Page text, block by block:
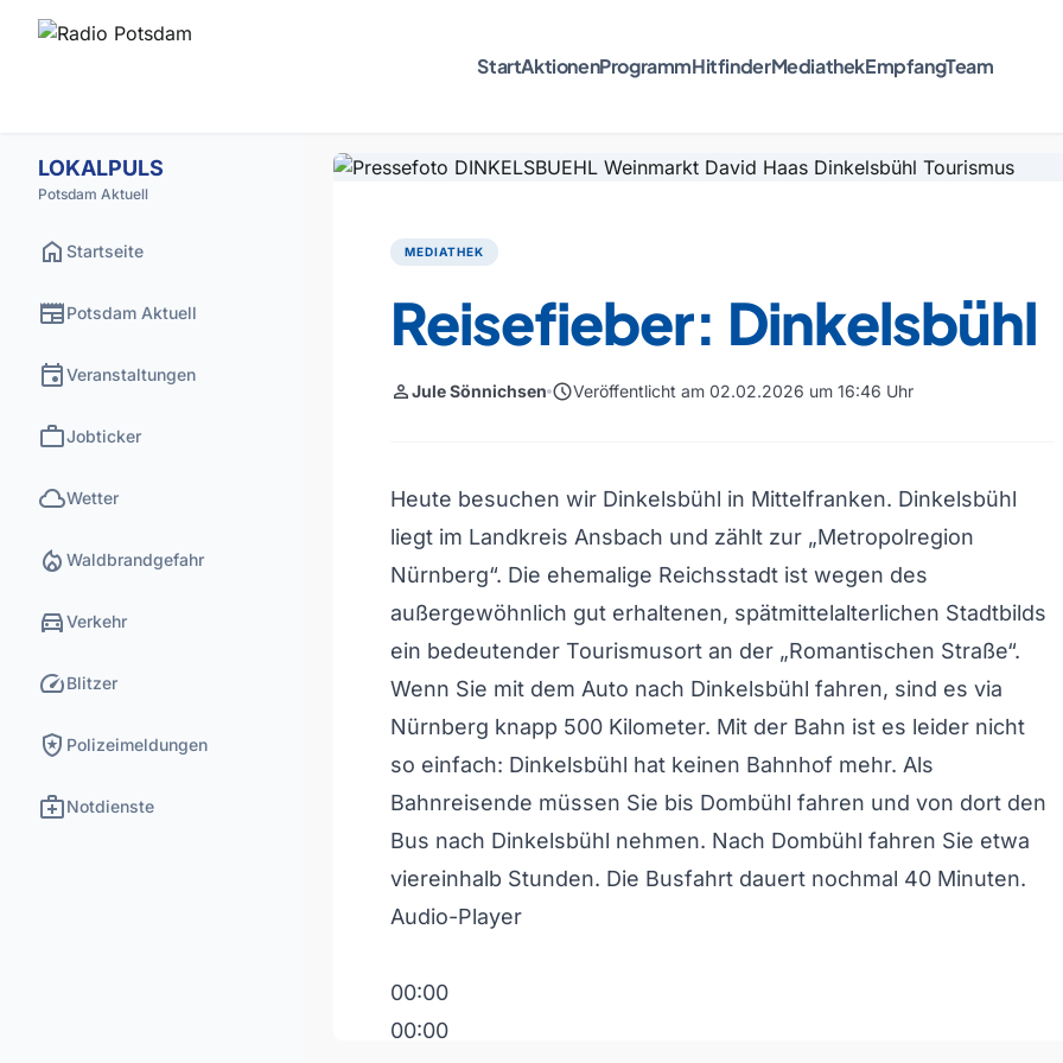
StartAktionenProgrammHitfinderMediathekEmpfangTeam
LOKALPULS
Potsdam Aktuell
home Startseite
newspaperPotsdam Aktuell
eventVeranstaltungen
workJobticker
cloudWetter
local_fire_department Waldbrandgefahr
directions_carVerkehr
speedBlitzer
local_police Polizeimeldungen
medical_servicesNotdienste
MEDIATHEK
Reisefieber: Dinkelsbühl
personJule Sönnichsen scheduleVeröffentlicht am 02.02.2026 um 16:46 Uhr
Heute besuchen wir Dinkelsbühl in Mittelfranken. Dinkelsbühl
liegt im Landkreis Ansbach und zählt zur „Metropolregion
Nürnberg“. Die ehemalige Reichsstadt ist wegen des
außergewöhnlich gut erhaltenen, spätmittelalterlichen Stadtbilds
ein bedeutender Tourismusort an der „Romantischen Straße“.
Wenn Sie mit dem Auto nach Dinkelsbühl fahren, sind es via
Nürnberg knapp 500 Kilometer. Mit der Bahn ist es leider nicht
so einfach: Dinkelsbühl hat keinen Bahnhof mehr. Als
Bahnreisende müssen Sie bis Dombühl fahren und von dort den
Bus nach Dinkelsbühl nehmen. Nach Dombühl fahren Sie etwa
viereinhalb Stunden. Die Busfahrt dauert nochmal 40 Minuten.
Audio-Player
00:00
00:00